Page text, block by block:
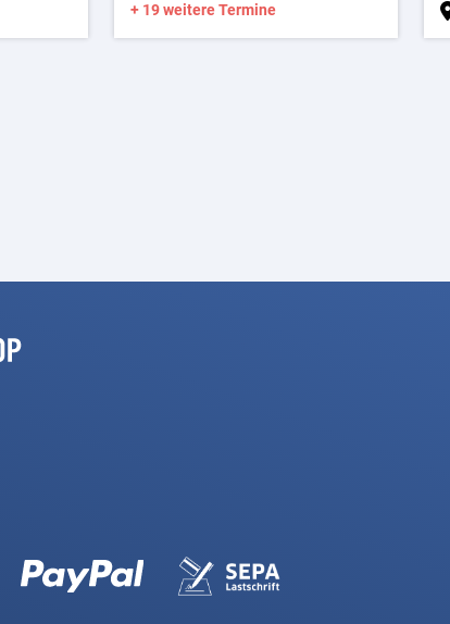
+ 19 weitere Termine